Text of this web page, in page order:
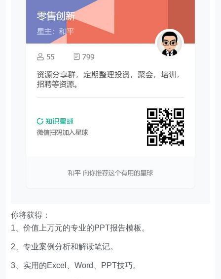
你将获得：
1、价值上万元的专业的PPT报告模板。
2、专业案例分析和解读笔记。
3、实用的Excel、Word、PPT技巧。